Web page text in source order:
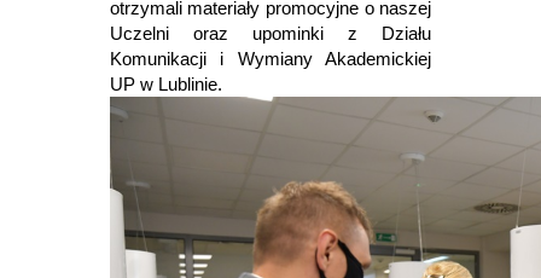
otrzymali materiały promocyjne o naszej
Uczelni oraz upominki z Działu
Komunikacji i Wymiany Akademickiej
UP w Lublinie.